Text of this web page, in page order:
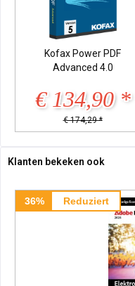
Kofax Power PDF
Advanced 4.0
€ 134,90 *
€ 174,29 *
Klanten bekeken ook
36% Reduziert